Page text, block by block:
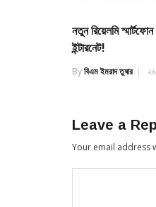
নতুন রিয়েলমি
ইন্টারনেট!
Byবিএম ইমরাদ তুষার
Leave a
Your email address